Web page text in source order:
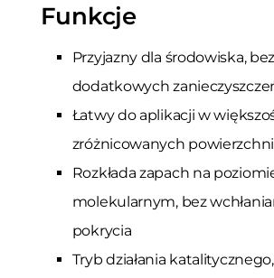
Funkcje
Przyjazny dla środowiska, bez
dodatkowych
Łatwy do aplikacji w
zróżnicowanych
Rozkłada zapach na
molekularnym, bez
pokrycia
Tryb działania